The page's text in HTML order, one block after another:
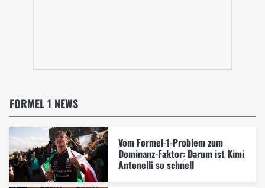
FORMEL 1 NEWS
Vom Formel-1-Problem zum
Dominanz-Faktor: Darum ist Kimi
Antonelli so schnell